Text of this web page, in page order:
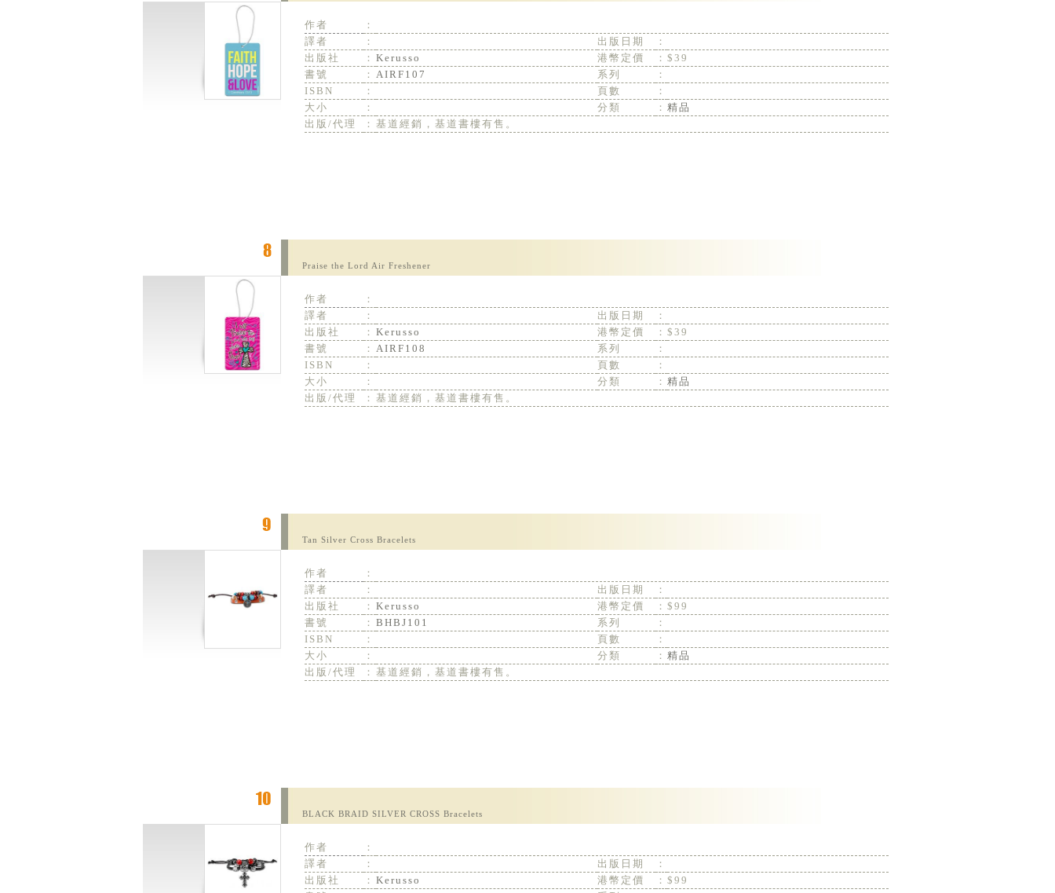
作者
：
譯者
： 出版日期
：
出版社
： Kerusso 港幣定價 ： $39
書號
： AIRF107 系列
：
ISBN
： 頁數
：
大小
： 分類 ： 精品
出版/代理
： 基道經銷，基道書樓有售。
Praise the Lord Air Freshener
作者
：
譯者
： 出版日期
：
出版社
： Kerusso 港幣定價 ： $39
書號
： AIRF108 系列
：
ISBN
： 頁數
：
大小
： 分類 ： 精品
出版/代理
： 基道經銷，基道書樓有售。
Tan Silver Cross Bracelets
作者
：
譯者
： 出版日期
：
出版社
： Kerusso 港幣定價 ： $99
書號
： BHBJ101 系列
：
ISBN
： 頁數
：
大小
： 分類 ： 精品
出版/代理
： 基道經銷，基道書樓有售。
BLACK BRAID SILVER CROSS Bracelets
作者
：
譯者
： 出版日期
：
出版社
： Kerusso 港幣定價 ： $99